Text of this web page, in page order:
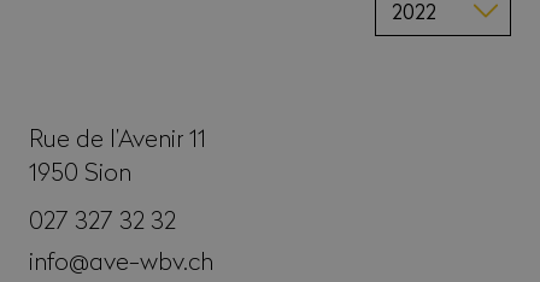
Rue de l’Avenir 11
1950 Sion
027 327 32 32
info@ave-wbv.ch